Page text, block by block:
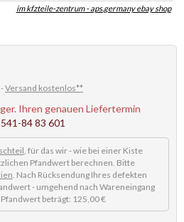
im kfzteile-zentrum - aps.germany ebay shop
Versand kostenlos**
Ihren genauen Liefertermin
84 83 601
, für das wir - wie bei einer Kiste
Pfandwert berechnen. Bitte
. Nach Rücksendung Ihres defekten
- umgehend nach Wareneingang
beträgt: 125,00 €